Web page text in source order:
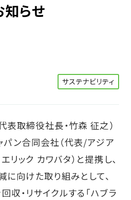
らせ
サステナビリティ
表取締役社長・竹森 征之）
パン合同会社（代表/アジア
リック カワバタ）と提携し、
に向けた取り組みとして、
収・リサイクルする「ハブラ